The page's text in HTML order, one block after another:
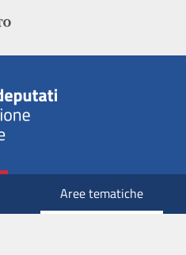
Aree tematiche